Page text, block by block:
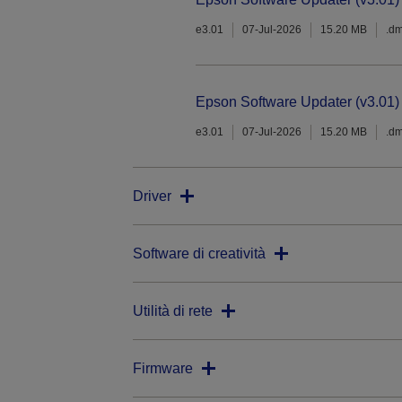
e3.01 07-Jul-2026 15.20 MB
Epson Software Updater (v3.01)
e3.01 07-Jul-2026 15.20 MB
Driver
Software di creatività
Utilità di rete
Firmware